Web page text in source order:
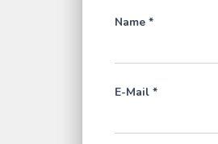
Name *
E-Mail *